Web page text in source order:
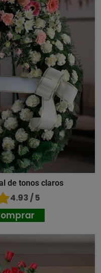
de tonos claros
4.93 / 5